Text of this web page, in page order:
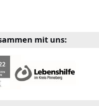
mit uns: